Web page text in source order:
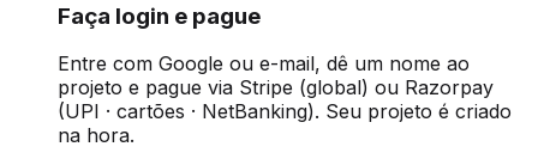
Faça login e pague
Entre com Google ou e-mail, dê um nome ao
projeto e pague via Stripe (global) ou Razorpay
(UPI · cartões · NetBanking). Seu projeto é criado
na hora.